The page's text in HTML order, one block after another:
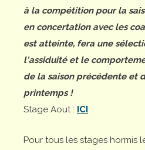
à la compétition pour la
en concertation avec les
est atteinte, fera une
l'assiduité et le
de la saison précédente et
printemps !
Stage Aout : ICI
Pour tous les stages hormis